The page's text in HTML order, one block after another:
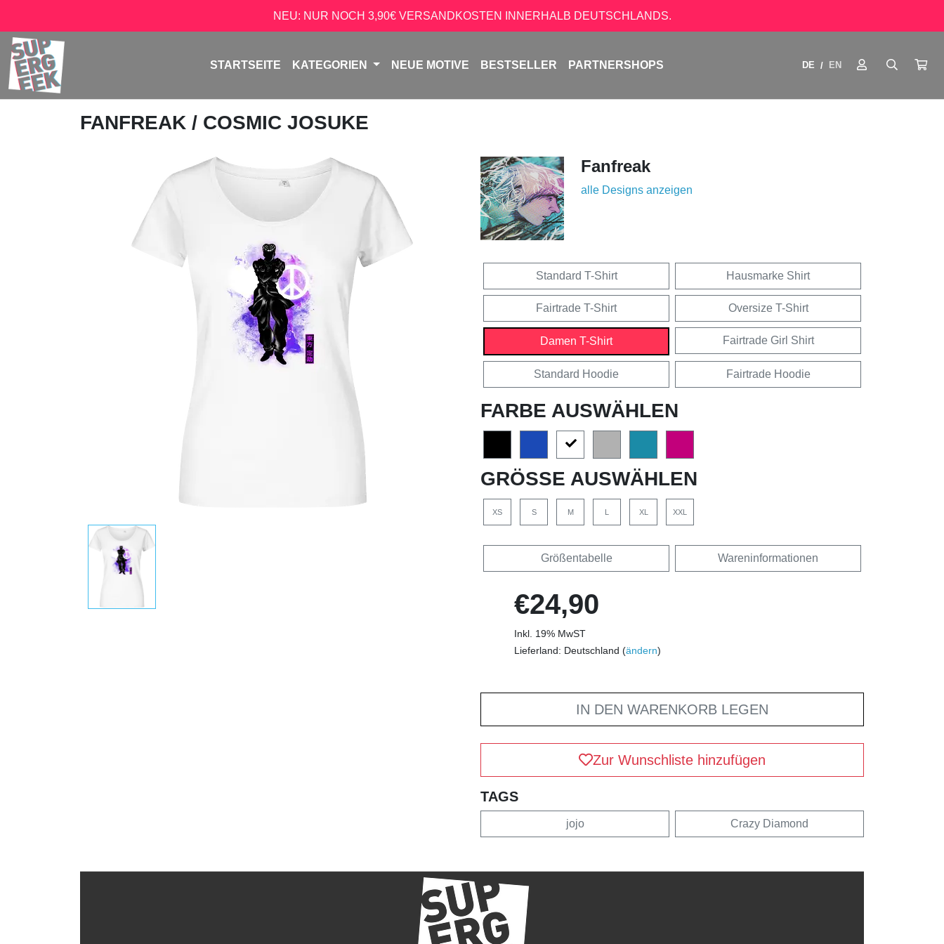
NEU: NUR NOCH 3,90€ VERSANDKOSTEN INNERHALB DEUTSCHLANDS.
STARTSEITE KATEGORIEN NEUE MOTIVE BESTSELLER PARTNERSHOPS DE / EN
FANFREAK / COSMIC JOSUKE
Fanfreak
alle Designs anzeigen
Standard T-Shirt Hausmarke Shirt
Fairtrade T-Shirt Oversize T-Shirt
Damen T-Shirt Fairtrade Girl Shirt
Standard Hoodie Fairtrade Hoodie
FARBE AUSWÄHLEN
GRÖSSE AUSWÄHLEN
XS S M L XL XXL
Größentabelle Wareninformationen
€24,90
Inkl. 19% MwST
Lieferland: Deutschland (ändern)
IN DEN WARENKORB LEGEN
Zur Wunschliste hinzufügen
TAGS
jojo Crazy Diamond